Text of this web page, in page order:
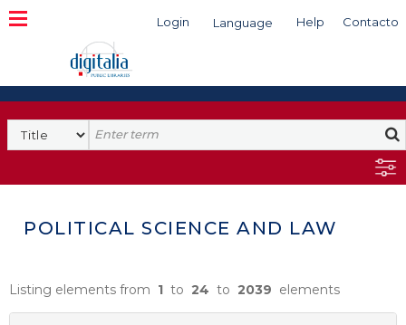
Login Language Help Contacto
Search
POLITICAL SCIENCE AND LAW
Listing elements from 1 to 24 to 2039 elements